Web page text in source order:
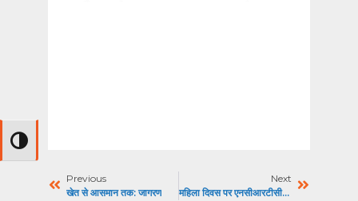
Toggle High Contrast
Previous
खेत से आसमान तक: जागरण
Next
महिला दिवस पर एनसीआरटीसी ने चलाया अभियान: अमर उजाला